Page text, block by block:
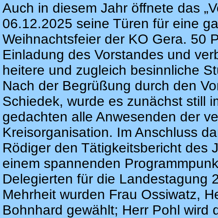
Auch in diesem Jahr öffnete das
06.12.2025 seine Türen für eine
Weihnachtsfeier der KO Gera. 50
Einladung des Vorstandes und
heitere und zugleich besinnliche
Nach der Begrüßung durch den
Schiedek, wurde es zunächst still
gedachten alle Anwesenden der
Kreisorganisation. Im Anschluss
Rödiger den Tätigkeitsbericht des
einem spannenden
Delegierten für die Landestagung
Mehrheit wurden Frau Ossiwatz,
Bohnhard gewählt; Herr Pohl wird